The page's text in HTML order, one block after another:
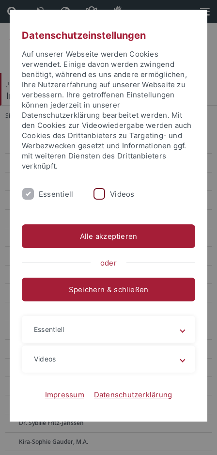
Direkt
zum
Inhalt
Direkt
zur
Fußleiste
Juristische Fakultät
Institut für Kriminologie
Sie sind hier: Startseite ... Veröffentlichungen
Wissenschaft
Verwaltung
Studentische Hilfskräfte
Veröffentlichungen
Ass. iur. Sven Bornefeld
Dr. Sybille Fritz-Janssen
Kira-Sophie Gauder, M.A.
Datenschutzeinstellungen
Auf unserer Webseite werden Cookies
verwendet. Einige davon werden zwingend
benötigt, während es uns andere ermöglichen,
Ihre Nutzererfahrung auf unserer Webseite zu
verbessern. Ihre getroffenen Einstellungen
können jederzeit in unserer
Datenschutzerklärung bearbeitet werden. Mit
den Cookies zur Videowiedergabe werden auch
Cookies des Drittanbieters zu Targeting- und
Werbezwecken gesetzt und Informationen ggf.
mit weiteren Diensten des Drittanbieters
verknüpft.
Essentiell Videos
Alle akzeptieren
oder
Speichern & schließen
Essentiell
Videos
Impressum Datenschutzerklärung